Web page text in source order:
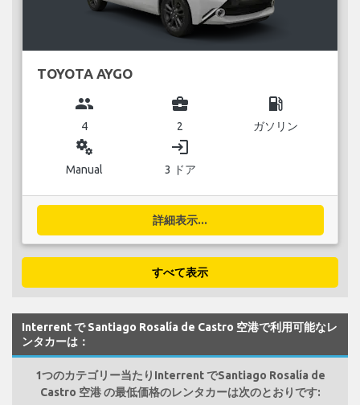
TOYOTA AYGO
group
4
business_center
2
local_gas_station
ガソリン
miscellaneous_services
Manual
login
3 ドア
詳細表示...
すべて表示
Interrent で Santiago Rosalía de Castro 空港で利用可能なレ
ンタカーは：
1つのカテゴリー当たりInterrent でSantiago Rosalía de
Castro 空港 の最低価格のレンタカーは次のとおりです: